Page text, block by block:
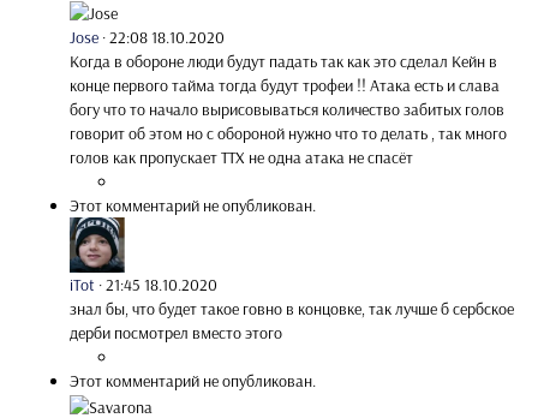
Jose ·22:08 18.10.2020
Когда в обороне люди будут падать так как это сделал Кейн в
конце первого тайма тогда будут трофеи !! Атака есть и слава
богу что то начало вырисовываться количество забитых голов
говорит об этом но с обороной нужно что то делать , так много
голов как пропускает ТТХ не одна атака не спасёт
Этот комментарий не опубликован.
iTot ·21:45 18.10.2020
знал бы, что будет такое говно в концовке, так лучше б сербское
дерби посмотрел вместо этого
Этот комментарий не опубликован.